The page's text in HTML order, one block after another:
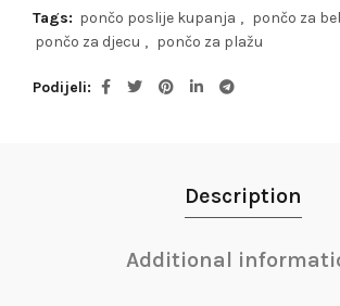
Tags: pončo poslije kupanja , pončo za
pončo za djecu , pončo za plažu
Podijeli
Description
Additional